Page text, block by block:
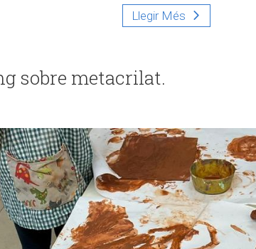
Llegir Més
sobre metacrilat.